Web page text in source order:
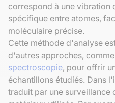
correspond à une vibration
spécifique entre atomes,
moléculaire précise.
Cette méthode d'analyse
d'autres approches,
spectroscopie, pour offrir
échantillons étudiés. Dans
traduit par une surveillance